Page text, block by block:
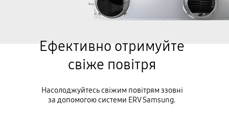
(360 °)
Ефективно отримуйте
свіже повітря
Насолоджуйтесь свіжим повітрям ззовні
за допомогою системи ERV Samsung.